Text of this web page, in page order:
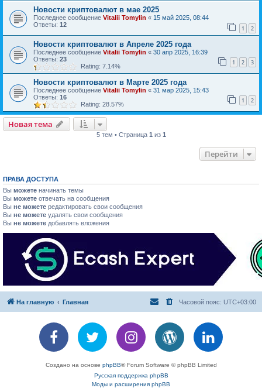
Новости криптовалют в мае 2025
Последнее сообщение Vitalii Tomylin « 15 май 2025, 08:44
Ответы: 12 1 2
Новости криптовалют в Апреле 2025 года
Последнее сообщение Vitalii Tomylin « 30 апр 2025, 16:39
Ответы: 23 1 2 3
Rating: 7.14%
Новости криптовалют в Марте 2025 года
Последнее сообщение Vitalii Tomylin « 31 мар 2025, 15:43
Ответы: 16 1 2
Rating: 28.57%
Новая тема
5 тем • Страница 1 из 1
Перейти
ПРАВА ДОСТУПА
Вы можете начинать темы
Вы можете отвечать на сообщения
Вы не можете редактировать свои сообщения
Вы не можете удалять свои сообщения
Вы не можете добавлять вложения
На главную Главная Часовой пояс: UTC+03:00
Создано на основе phpBB® Forum Software © phpBB Limited
Русская поддержка phpBB
Моды и расширения phpBB